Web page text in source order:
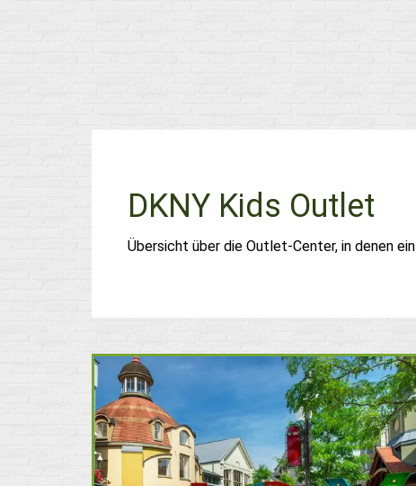
DKNY Kids Outlet
Übersicht über die Outlet-Center, in denen ein